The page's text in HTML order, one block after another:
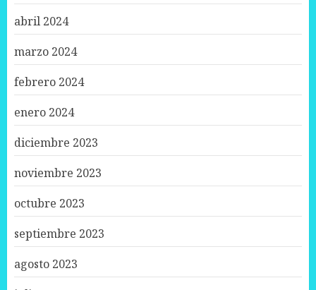
abril 2024
marzo 2024
febrero 2024
enero 2024
diciembre 2023
noviembre 2023
octubre 2023
septiembre 2023
agosto 2023